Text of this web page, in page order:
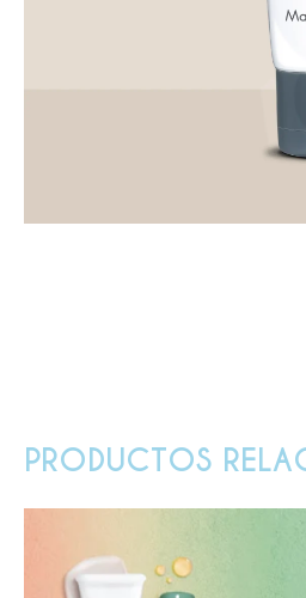
PRODUCTOS